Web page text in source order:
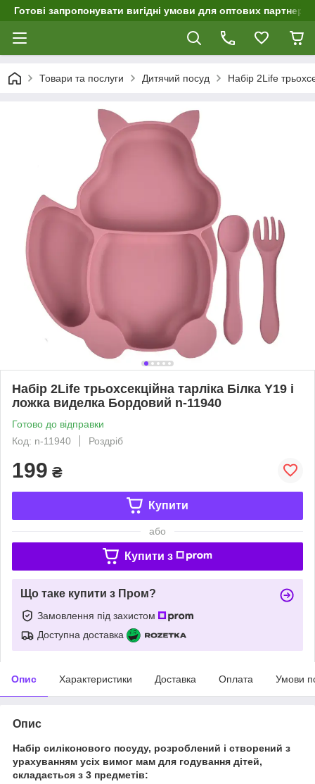
Готові запропонувати вигідні умови для оптових
Товари та послуги Дитячий посуд Набір 2Life
Набір 2Life трьохсекційна тарліка Білка Y19 і
ложка виделка Бордовий n-11940
Готово до відправки
Код: n-11940
Роздріб
199 ₴
Купити
або
Купити з
Що таке купити з Пром?
Замовлення під захистом
Доступна доставка
Опис Характеристики Доставка Оплата Умови
Опис
Набір силіконового посуду, розроблений і створений з
урахуванням усіх вимог мам для годування дітей,
складається з 3 предметів: